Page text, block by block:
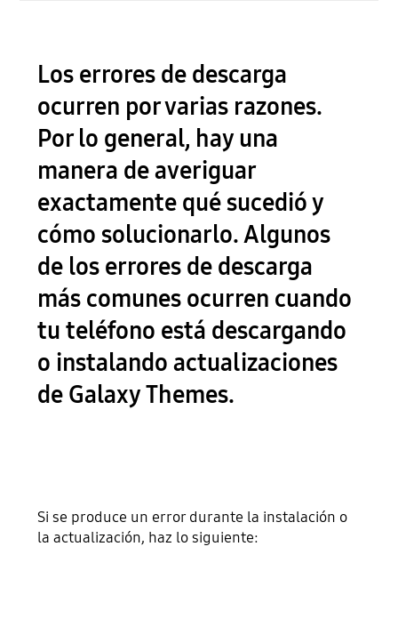
Los errores de descarga
ocurren por varias razones.
Por lo general, hay una
manera de averiguar
exactamente qué sucedió y
cómo solucionarlo. Algunos
de los errores de descarga
más comunes ocurren cuando
tu teléfono está descargando
o instalando actualizaciones
de Galaxy Themes.
Si se produce un error durante la instalación o
la actualización, haz lo siguiente: